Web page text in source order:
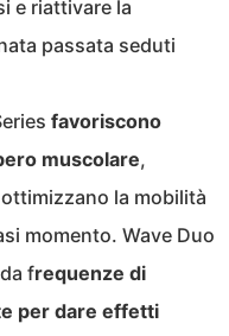
e riattivare la
passata seduti
favoriscono
muscolare,
la mobilità
momento. Wave Duo
frequenze di
per dare effetti